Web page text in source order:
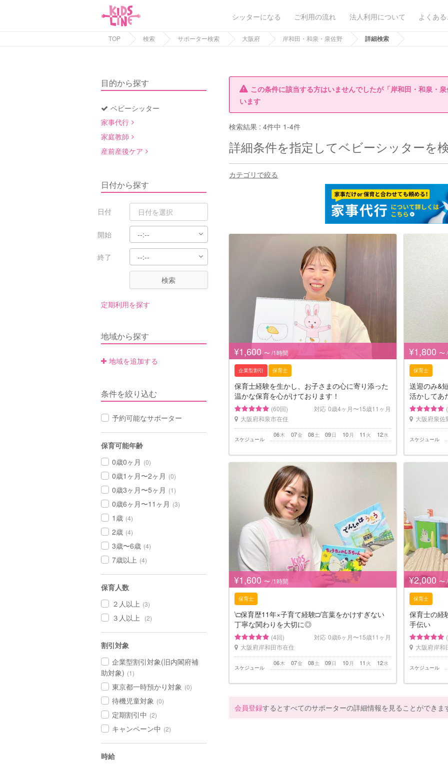
シッターになる ご利用の流れ 法人利用について よくあ
TOP 検索 サポーター検索 大阪府 岸和田・和泉・泉佐野 詳細検索
目的から探す
ベビーシッター
家事代行
家庭教師
産前産後ケア
日付から探す
日付
開始
終了
検索
定期利用を探す
地域から探す
地域を追加する
条件を絞り込む
予約可能なサポーター
保育可能年齢
0歳0ヶ月 (0)
0歳1ヶ月〜2ヶ月 (0)
0歳3ヶ月〜5ヶ月 (1)
0歳6ヶ月〜11ヶ月 (3)
1歳 (4)
2歳 (4)
3歳〜6歳 (4)
7歳以上 (4)
保育人数
２人以上 (3)
３人以上 (2)
割引対象
企業型割引対象(旧内閣府補
助対象) (1)
東京都一時預かり対象 (0)
待機児童対象 (0)
定期割引中 (2)
キャンペーン中 (2)
時給
この条件に該当する方はいませんでしたが「岸和田・和泉・
います
検索結果 :4件中 1-4件
詳細条件を指定してベビーシッターを
カテゴリで絞る
¥1,600 〜 /1時間
企業型割引 保育士
保育士経験を生かし、お子さまの心に寄り添った
温かな保育を心がけております！
(60回) 対応 0歳4ヶ月〜15歳11ヶ月
大阪府和泉市在住
スケジュール
木
06 金
07 土
08 日
09 月
10 火
11 水
12
¥1,800 〜
保育士
送迎のみ&
活かしてあ
大阪府泉佐
スケジュール
¥1,600 〜 /1時間
保育士
\□︎保育歴11年×子育て経験□︎/言葉をかけすぎない
丁寧な関わりを大切に◎
(4回) 対応 0歳6ヶ月〜15歳11ヶ月
大阪府岸和田市在住
スケジュール
木
06 金
07 土
08 日
09 月
10 火
11 水
12
¥2,000 〜
保育士
保育士の経
手伝い
大阪府岸和
スケジュール
会員登録するとすべてのサポーターの詳細情報を見ることができま